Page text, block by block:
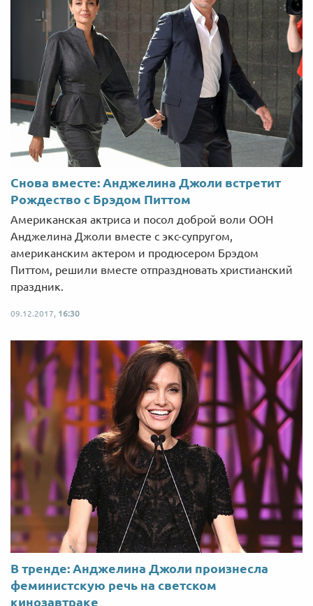
Снова вместе: Анджелина Джоли встретит
Рождество с Брэдом Питтом
Американская актриса и посол доброй воли ООН
Анджелина Джоли вместе с экс-супругом,
американским актером и продюсером Брэдом
Питтом, решили вместе отпраздновать христианский
праздник.
09.12.2017, 16:30
В тренде: Анджелина Джоли произнесла
феминистскую речь на светском
кинозавтраке